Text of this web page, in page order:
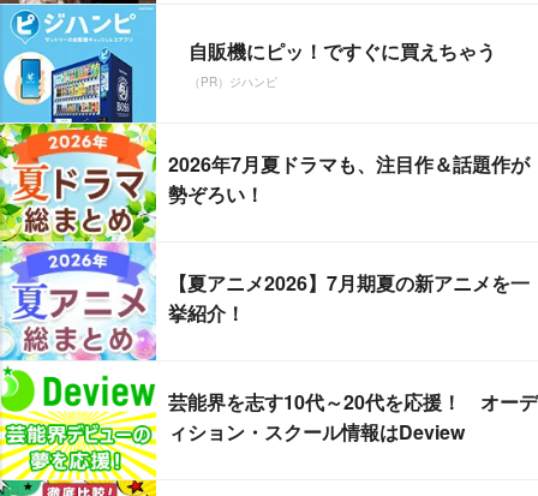
自販機にピッ！ですぐに買えちゃう
（PR）ジハンピ
2026年7月夏ドラマも、注目作＆話題作が
勢ぞろい！
【夏アニメ2026】7月期夏の新アニメを一
挙紹介！
芸能界を志す10代～20代を応援！ オーデ
ィション・スクール情報はDeview